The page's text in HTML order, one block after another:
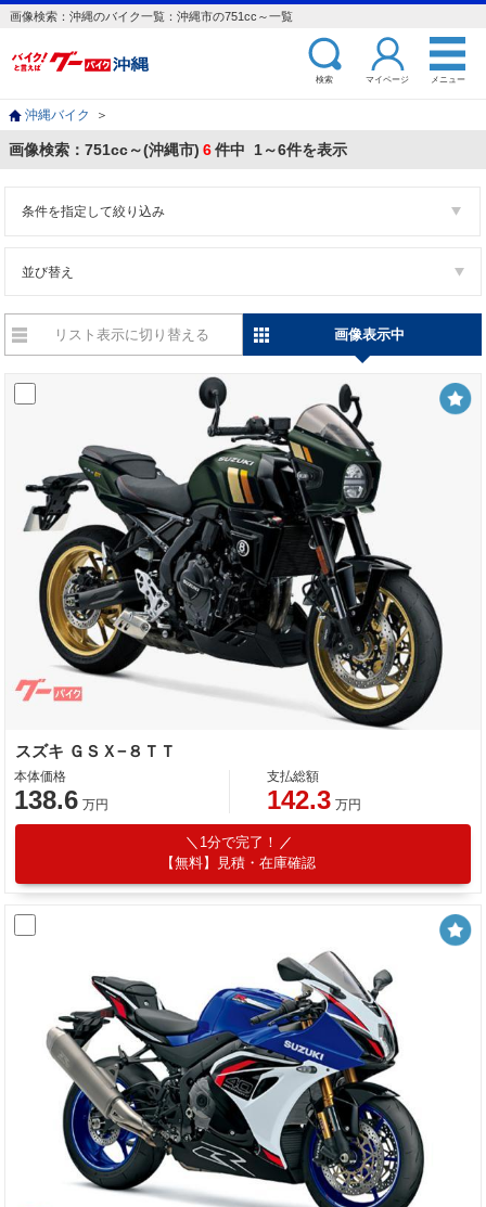
画像検索：沖縄のバイク一覧：沖縄市の751cc～一覧
検索 マイページ メニュー
沖縄バイク ＞
画像検索：751cc～(沖縄市) 6件中 1～6件を表示
条件を指定して絞り込み
並び替え
リスト表示に切り替える 画像表示中
スズキ ＧＳＸ−８ＴＴ
本体価格
138.6 万円
支払総額
142.3 万円
1分で完了！
【無料】見積・在庫確認